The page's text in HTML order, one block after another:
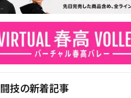
技の新着記事